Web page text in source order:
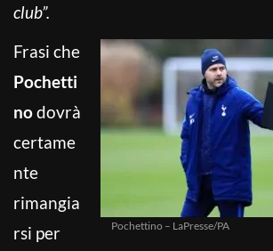
club”.
Pochettino – LaPresse/PA
Frasi che
Pochetti
nodovrà
certame
nte
rimangia
rsi per